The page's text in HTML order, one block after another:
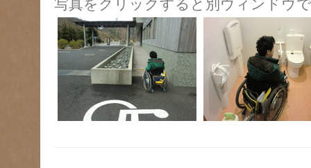
写真をクリックすると別ウィンドウ